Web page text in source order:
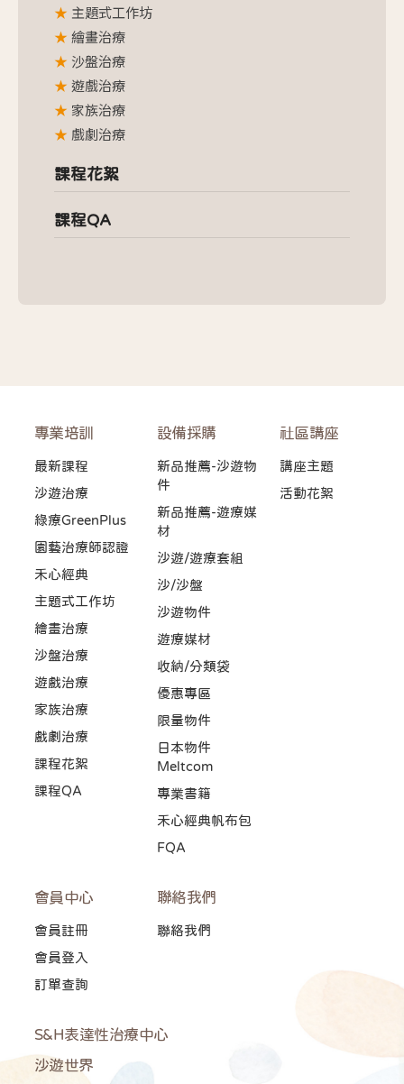
主題式工作坊
繪畫治療
沙盤治療
遊戲治療
家族治療
戲劇治療
課程花絮
課程QA
專業培訓
最新課程
沙遊治療
綠療GreenPlus
園藝治療師認證
禾心經典
主題式工作坊
繪畫治療
沙盤治療
遊戲治療
家族治療
戲劇治療
課程花絮
課程QA
設備採購
新品推薦-沙遊物
件
新品推薦-遊療媒
材
沙遊/遊療套組
沙/沙盤
沙遊物件
遊療媒材
收納/分類袋
優惠專區
限量物件
日本物件
Meltcom
專業書籍
禾心經典帆布包
FQA
社區講座
講座主題
活動花絮
會員中心
會員註冊
會員登入
訂單查詢
聯絡我們
聯絡我們
S&H表達性治療中心
沙遊世界